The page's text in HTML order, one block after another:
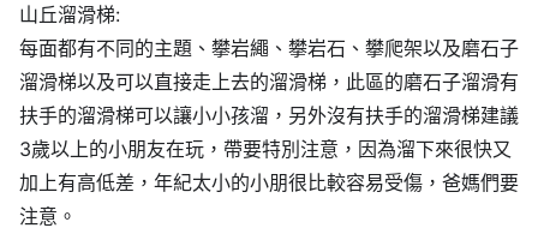
山丘溜滑梯:
每面都有不同的主題、攀岩繩、攀岩石、攀爬架以及磨石子
溜滑梯以及可以直接走上去的溜滑梯，此區的磨石子溜滑有
扶手的溜滑梯可以讓小小孩溜，另外沒有扶手的溜滑梯建議
3歲以上的小朋友在玩，帶要特別注意，因為溜下來很快又
加上有高低差，年紀太小的小朋很比較容易受傷，爸媽們要
注意。